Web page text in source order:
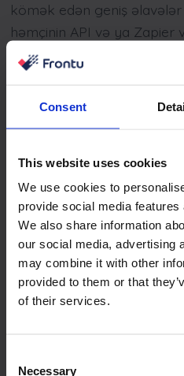
Consent
This website uses cookies
We use cookies to
provide social media
We also share information
our social media, advertising
may combine it with other
provided to them or that
of their services.
Necessary
kömək edən geniş əlavələr
həmçinin API və ya Zapier
inteqrasiya təmin edirik.
həllər ilə yenilənmək üçün
Learn